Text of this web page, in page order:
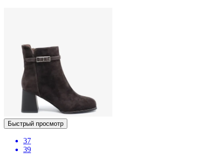
Быстрый просмотр
37
39